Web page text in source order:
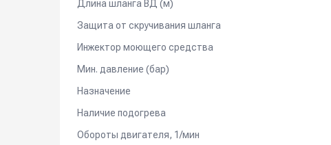
Применение:
Мойка автомобилей.
Мойка двигателей.
Предварительная мойка на автоматических моечных
Видео-демонстрация возможностей
Длина шланга ВД (м)
Защита от скручивания шланга
Инжектор моющего средства
Мин. давление (бар)
Назначение
Наличие подогрева
Обороты двигателя, 1/мин